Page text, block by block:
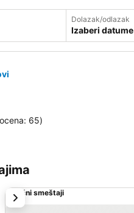
Dolazak/odlazak
Izaberi datume
65)
Slični smeštaji
sledeće